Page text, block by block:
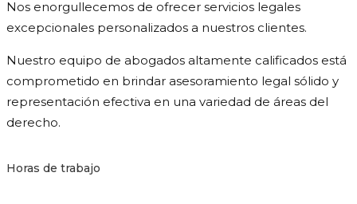
Nos enorgullecemos de ofrecer servicios legales
excepcionales personalizados a nuestros clientes.
Nuestro equipo de abogados altamente calificados está
comprometido en brindar asesoramiento legal sólido y
representación efectiva en una variedad de áreas del
derecho.
Horas de trabajo